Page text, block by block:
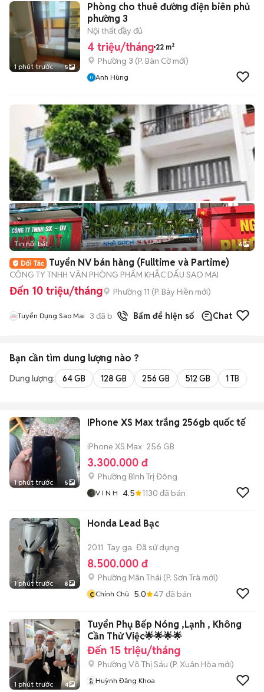
1 phút trước 5
Phòng cho thuê đường điện biên phủ
phường 3
Nội thất đầy đủ
4 triệu/tháng 22 m²
Phường 3 (P. Bàn Cờmới)
Anh Hùng
+2
Tin nổi bật 6
Tuyển NV bán hàng (Fulltime và Partime)
CÔNG TY TNHH VĂN PHÒNG PHẨM KHẮC DẤU SAO MAI
Đến 10 triệu/tháng Phường 11 (P. Bảy Hiền mới)
Tuyển Dụng Sao Mai 3 đã bán Bấm để hiện số Chat
Bạn cần tìm dung lượng nào ?
Dung lượng: 64 GB 128 GB 256 GB 512 GB 1 TB
1 phút trước 5
IPhone XS Max trắng 256gb quốc tế
iPhone XS Max 256 GB
3.300.000 đ
Phường Bình Trị Đông
V I N H 4.5 1130 đã bán
1 phút trước 8
Honda Lead Bạc
2011 Tay ga Đã sử dụng
8.500.000 đ
Phường Mân Thái (P. Sơn Trà mới)
c Chính Chủ 5.0 47 đã bán
1 phút trước 4
Tuyển Phụ Bếp Nóng ,Lạnh , Không
Cần Thử Việc🌟🌟🌟🌟
Đến 15 triệu/tháng
Phường Võ Thị Sáu (P. Xuân Hòa mới)
Huỳnh Đăng Khoa